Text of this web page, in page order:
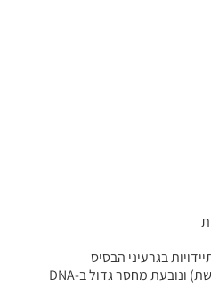
בגרעיני הבסיס
• המחלה בד”כ ספורדית (לא מורשת) ונובעת מחסר גדול ב-DNA